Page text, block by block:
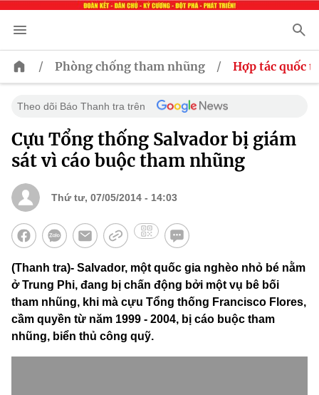
/ Phòng chống tham nhũng / Hợp tác quốc
Theo dõi Báo Thanh tra trên
Cựu Tổng thống Salvador bị giám
sát vì cáo buộc tham nhũng
Thứ tư, 07/05/2014 - 14:03
(Thanh tra)- Salvador, một quốc gia nghèo nhỏ bé nằm
ở Trung Phi, đang bị chấn động bởi một vụ bê bối
tham nhũng, khi mà cựu Tổng thống Francisco Flores,
cầm quyền từ năm 1999 - 2004, bị cáo buộc tham
nhũng, biển thủ công quỹ.